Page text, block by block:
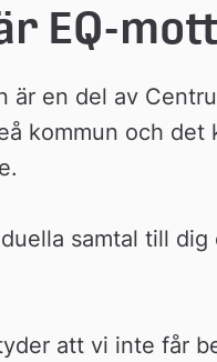
EQ-
är en del av
kommun och
samtal till
att vi inte får